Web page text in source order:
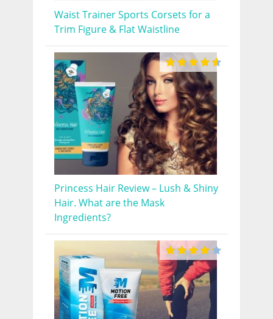
Waist Trainer Sports Corsets for a
Trim Figure & Flat Waistline
Princess Hair Review – Lush & Shiny
Hair. What are the Mask
Ingredients?